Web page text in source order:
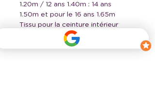
1.20m / 12 ans 1.40m : 14 ans
1.50m et pour le 16 ans 1.65m
Tissu pour la ceinture intérieur
élstique : 0.20m
Thermocollant : +/- 0.30m.